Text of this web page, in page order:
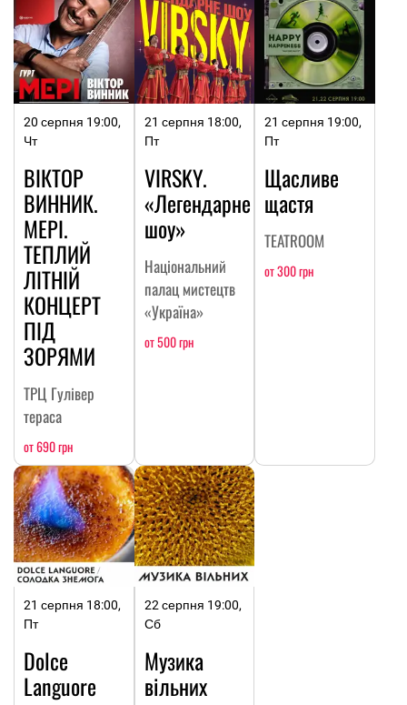
20 серпня 19:00,
Чт
ВІКТОР
ВИННИК.
МЕРІ.
ТЕПЛИЙ
ЛІТНІЙ
КОНЦЕРТ
ПІД
ЗОРЯМИ
ТРЦ Гулівер
тераса
от 690 грн
21 серпня 18:00,
Пт
VIRSKY.
«Легендарне
шоу»
Національний
палац мистецтв
«Україна»
от 500 грн
21 серпня 19:00,
Пт
Щасливе
щастя
TEATROOM
от 300 грн
21 серпня 18:00,
Пт
Dolce
Languore
22 серпня 19:00,
Сб
Музика
вільних